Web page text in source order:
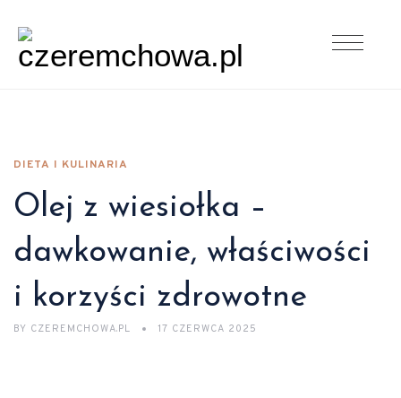
DIETA I KULINARIA
Olej z wiesiołka –
dawkowanie, właściwości
i korzyści zdrowotne
BY CZEREMCHOWA.PL 17 CZERWCA 2025